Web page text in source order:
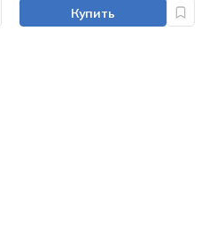
Купить